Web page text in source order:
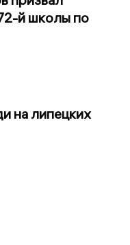
й школы по
на липецких